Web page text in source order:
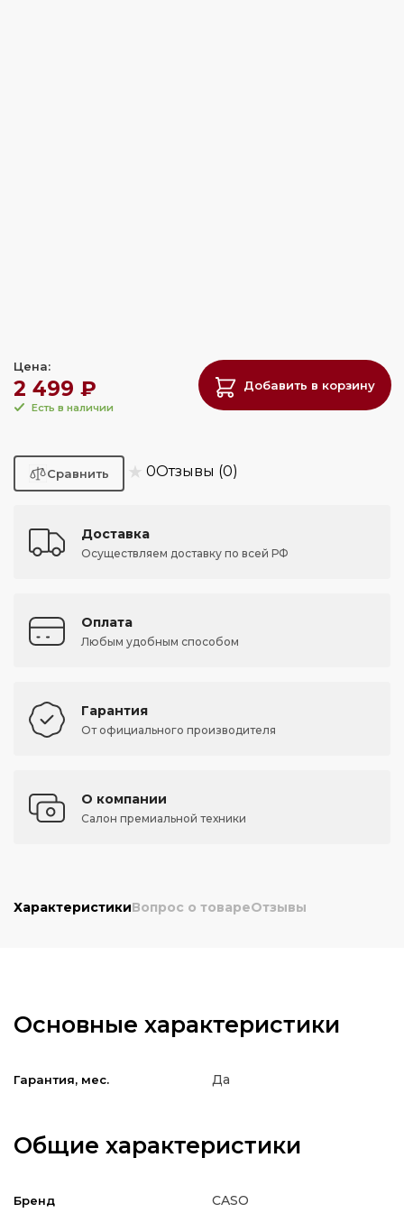
Цена:
2 499 ₽
Есть в наличии
Добавить в корзину
★ 0Отзывы (0)
Доставка
Осуществляем доставку по всей РФ
Оплата
Любым удобным способом
Гарантия
От официального производителя
О компании
Салон премиальной техники
ХарактеристикиВопрос о товареОтзывы
Основные характеристики
Гарантия, мес. Да
Общие характеристики
Бренд CASO